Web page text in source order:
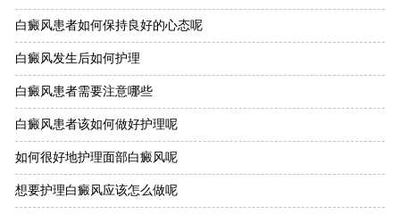
白癜风患者如何保持良好的心态呢
白癜风发生后如何护理
白癜风患者需要注意哪些
白癜风患者该如何做好护理呢
如何很好地护理面部白癜风呢
想要护理白癜风应该怎么做呢